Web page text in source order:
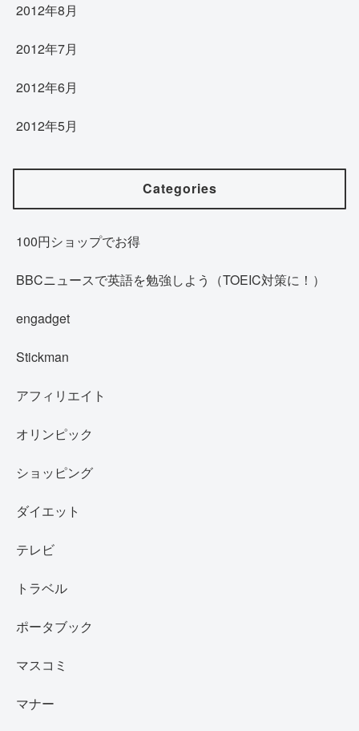
2012年8月
2012年7月
2012年6月
2012年5月
Categories
100円ショップでお得
BBCニュースで英語を勉強しよう（TOEIC対策に！）
engadget
Stickman
アフィリエイト
オリンピック
ショッピング
ダイエット
テレビ
トラベル
ポータブック
マスコミ
マナー